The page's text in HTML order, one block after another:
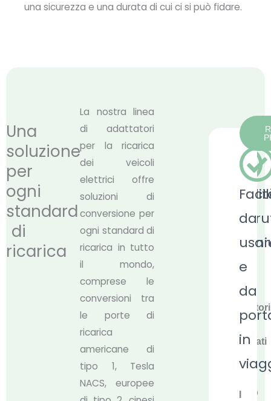
una sicurezza e una durata di cui ci si può fidare.
Una
soluzione
per
ogni
standard
di
ricarica
La nostra linea
di adattatori
per la ricarica
dei veicoli
elettrici offre
soluzioni di
conversione per
ogni standard di
ricarica in tutto
il mondo,
comprese le
conversioni tra
le porte di
ricarica
americane di
tipo 1, Tesla
NACS, europee
nostri
adattatori
sono
realizzati
guscio
da
e
da
in